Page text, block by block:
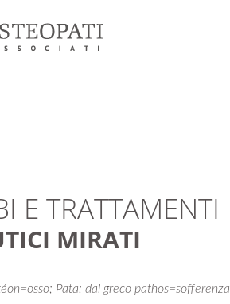
E TRATTAMENTI
MIRATI
Pata: dal greco pathos=sofferenza